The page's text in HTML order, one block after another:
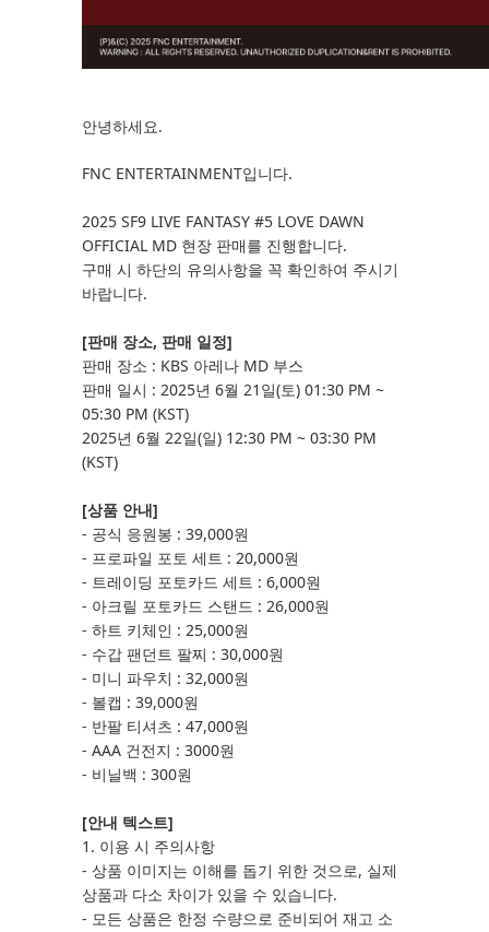
안녕하세요.
FNC ENTERTAINMENT입니다.
2025 SF9 LIVE FANTASY #5 LOVE DAWN
OFFICIAL MD 현장 판매를 진행합니다.
구매 시 하단의 유의사항을 꼭 확인하여 주시기
바랍니다.
[판매 장소, 판매 일정]
판매 장소 : KBS 아레나 MD 부스
판매 일시 : 2025년 6월 21일(토) 01:30 PM ~
05:30 PM (KST)
2025년 6월 22일(일) 12:30 PM ~ 03:30 PM
(KST)
[상품 안내]
- 공식 응원봉 : 39,000원
- 프로파일 포토 세트 : 20,000원
- 트레이딩 포토카드 세트 : 6,000원
- 아크릴 포토카드 스탠드 : 26,000원
- 하트 키체인 : 25,000원
- 수갑 팬던트 팔찌 : 30,000원
- 미니 파우치 : 32,000원
- 볼캡 : 39,000원
- 반팔 티셔츠 : 47,000원
- AAA 건전지 : 3000원
- 비닐백 : 300원
[안내 텍스트]
1. 이용 시 주의사항
- 상품 이미지는 이해를 돕기 위한 것으로, 실제
상품과 다소 차이가 있을 수 있습니다.
- 모든 상품은 한정 수량으로 준비되어 재고 소